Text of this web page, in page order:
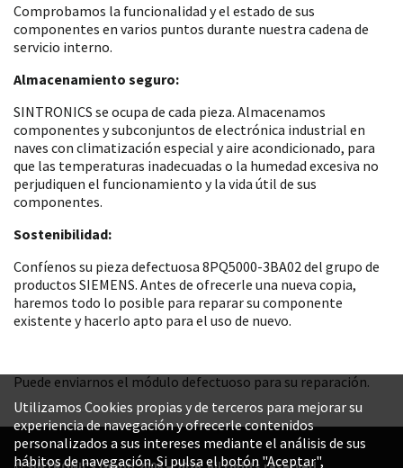
Comprobamos la funcionalidad y el estado de sus
componentes en varios puntos durante nuestra cadena de
servicio interno.
Almacenamiento seguro:
SINTRONICS se ocupa de cada pieza. Almacenamos
componentes y subconjuntos de electrónica industrial en
naves con climatización especial y aire acondicionado, para
que las temperaturas inadecuadas o la humedad excesiva no
perjudiquen el funcionamiento y la vida útil de sus
componentes.
Sostenibilidad:
Confíenos su pieza defectuosa 8PQ5000-3BA02 del grupo de
productos SIEMENS. Antes de ofrecerle una nueva copia,
haremos todo lo posible para reparar su componente
existente y hacerlo apto para el uso de nuevo.
Puede enviarnos el módulo defectuoso para su reparación.
Utilizamos Cookies propias y de terceros para mejorar su
experiencia de navegación y ofrecerle contenidos
personalizados a sus intereses mediante el análisis de sus
hábitos de navegación. Si pulsa el botón "Aceptar",